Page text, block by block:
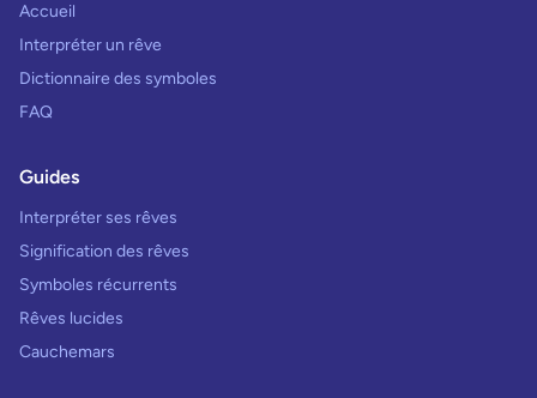
Accueil
Interpréter un rêve
Dictionnaire des symboles
FAQ
Guides
Interpréter ses rêves
Signification des rêves
Symboles récurrents
Rêves lucides
Cauchemars